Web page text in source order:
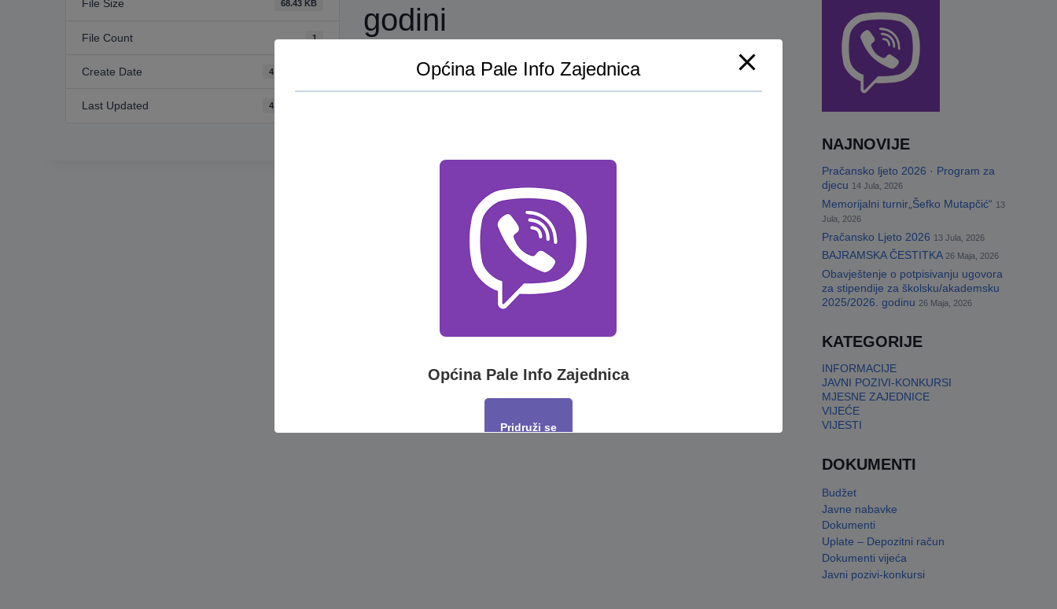
File Size 68.43 KB
File Count 1
Create Date 4 Jula, 2023
Last Updated 4 Jula, 2023
godini
NAJNOVIJE
Pračansko ljeto 2026 · Program za
djecu 14 Jula, 2026
Memorijalni turnir„Šefko Mutapčić“ 13
Jula, 2026
Pračansko Ljeto 2026 13 Jula, 2026
BAJRAMSKA ČESTITKA 26 Maja, 2026
Obavještenje o potpisivanju ugovora
za stipendije za školsku/akademsku
2025/2026. godinu 26 Maja, 2026
KATEGORIJE
INFORMACIJE
JAVNI POZIVI-KONKURSI
MJESNE ZAJEDNICE
VIJEĆE
VIJESTI
DOKUMENTI
Budžet
Javne nabavke
Dokumenti
Uplate – Depozitni račun
Dokumenti vijeća
Javni pozivi-konkursi
Općina Pale Info Zajednica
Općina Pale Info Zajednica
Pridruži se